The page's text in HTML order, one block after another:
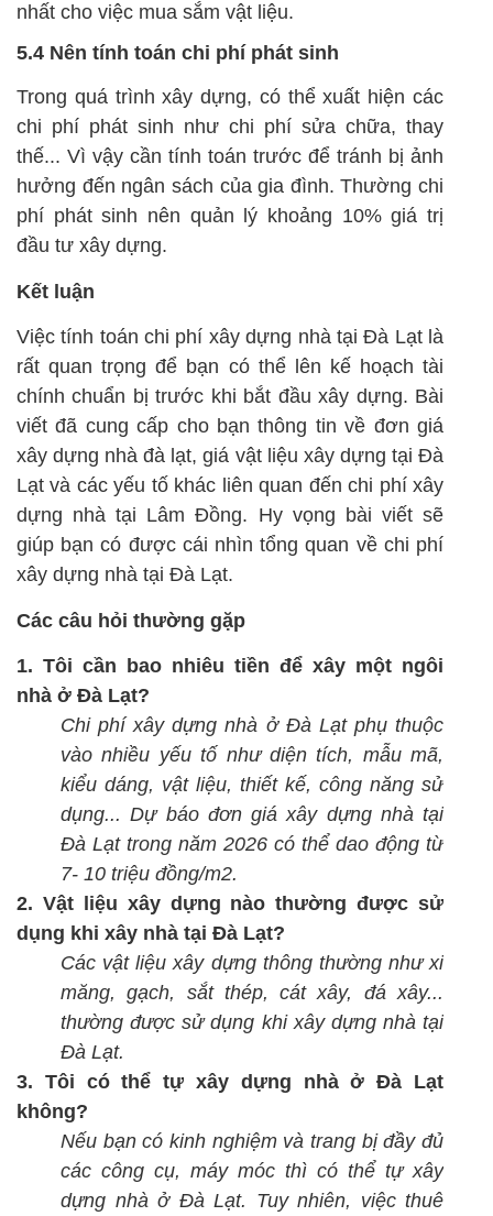
nhất cho việc mua sắm vật liệu.
5.4 Nên tính toán chi phí phát sinh
Trong quá trình xây dựng, có thể xuất hiện các
chi phí phát sinh như chi phí sửa chữa, thay
thế... Vì vậy cần tính toán trước để tránh bị ảnh
hưởng đến ngân sách của gia đình. Thường chi
phí phát sinh nên quản lý khoảng 10% giá trị
đầu tư xây dựng.
Kết luận
Việc tính toán chi phí xây dựng nhà tại Đà Lạt là
rất quan trọng để bạn có thể lên kế hoạch tài
chính chuẩn bị trước khi bắt đầu xây dựng. Bài
viết đã cung cấp cho bạn thông tin về đơn giá
xây dựng nhà đà lạt, giá vật liệu xây dựng tại Đà
Lạt và các yếu tố khác liên quan đến chi phí xây
dựng nhà tại Lâm Đồng. Hy vọng bài viết sẽ
giúp bạn có được cái nhìn tổng quan về chi phí
xây dựng nhà tại Đà Lạt.
Các câu hỏi thường gặp
1. Tôi cần bao nhiêu tiền để xây một ngôi
nhà ở Đà Lạt?
Chi phí xây dựng nhà ở Đà Lạt phụ thuộc
vào nhiều yếu tố như diện tích, mẫu mã,
kiểu dáng, vật liệu, thiết kế, công năng sử
dụng... Dự báo đơn giá xây dựng nhà tại
Đà Lạt trong năm 2026 có thể dao động từ
7- 10 triệu đồng/m2.
2. Vật liệu xây dựng nào thường được sử
dụng khi xây nhà tại Đà Lạt?
Các vật liệu xây dựng thông thường như xi
măng, gạch, sắt thép, cát xây, đá xây...
thường được sử dụng khi xây dựng nhà tại
Đà Lạt.
3. Tôi có thể tự xây dựng nhà ở Đà Lạt
không?
Nếu bạn có kinh nghiệm và trang bị đầy đủ
các công cụ, máy móc thì có thể tự xây
dựng nhà ở Đà Lạt. Tuy nhiên, việc thuê